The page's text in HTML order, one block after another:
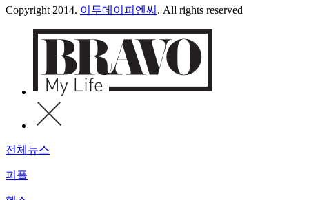
Copyright 2014. 이투데이피엔씨 . All rights reserved
전체뉴스
피플